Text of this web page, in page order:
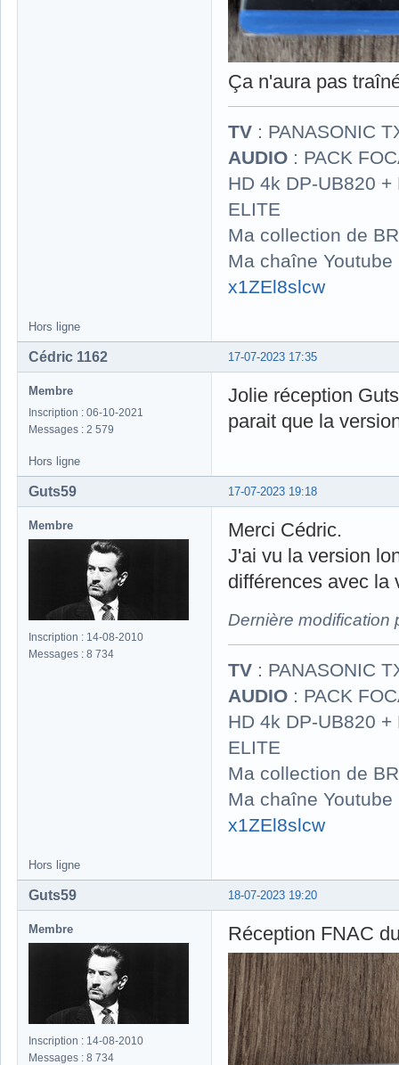
Ça n'aura pas
TV : PANASONIC
AUDIO : PACK
HD 4k DP-UB820
ELITE
Ma collection de
Ma chaîne
x1ZEl8slcw
Hors ligne
17-07-2023 17:35
Cédric 1162
Membre
Inscription : 06-10-2021
Messages : 2 579
Jolie réception
parait que la
Hors ligne
17-07-2023 19:18
Guts59
Membre
Inscription : 14-08-2010
Messages : 8 734
Merci Cédric.
J'ai vu la version
différences avec la
Dernière modification
TV : PANASONIC
AUDIO : PACK
HD 4k DP-UB820
ELITE
Ma collection de
Ma chaîne
x1ZEl8slcw
Hors ligne
18-07-2023 19:20
Guts59
Membre
Inscription : 14-08-2010
Messages : 8 734
Réception FNAC